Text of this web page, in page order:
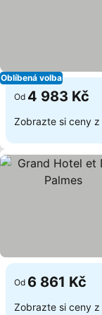
Oblíbená volba
Od 4 983 Kč
Zobrazte si ceny z
Od 6 861 Kč
Zobrazte si ceny z